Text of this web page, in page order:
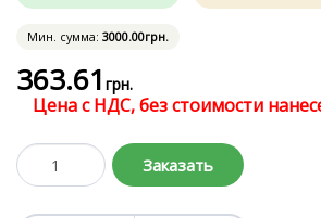
Мин. сумма: 3000.00грн.
363.61 грн.
Цена с НДС, без стоимости
Заказать